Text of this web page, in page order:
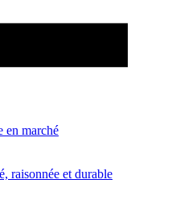
en marché
raisonnée et durable